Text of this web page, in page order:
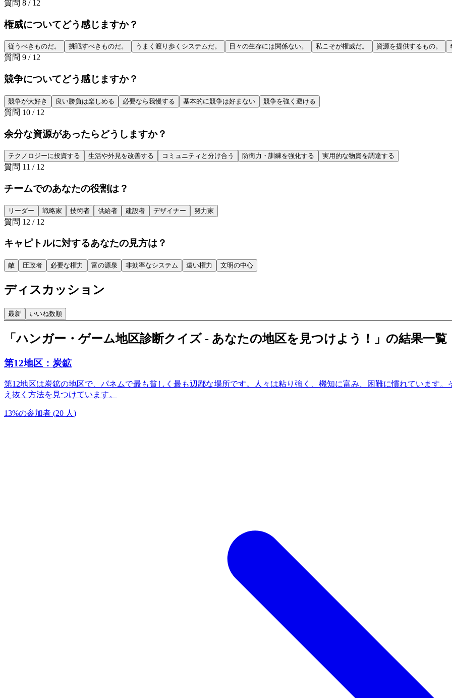
質問 8 / 12
権威についてどう感じますか？
従うべきものだ。 挑戦すべきものだ。 うまく渡り歩くシステムだ。 日々の生存には関係ない。 私こそが権威だ。 資源を提供するもの。
質問 9 / 12
競争についてどう感じますか？
競争が大好き 良い勝負は楽しめる 必要なら我慢する 基本的に競争は好まない 競争を強く避ける
質問 10 / 12
余分な資源があったらどうしますか？
テクノロジーに投資する 生活や外見を改善する コミュニティと分け合う 防衛力・訓練を強化する 実用的な物資を調達する
質問 11 / 12
チームでのあなたの役割は？
リーダー 戦略家 技術者 供給者 建設者 デザイナー 努力家
質問 12 / 12
キャピトルに対するあなたの見方は？
敵 圧政者 必要な権力 富の源泉 非効率なシステム 遠い権力 文明の中心
ディスカッション
最新 いいね数順
「ハンガー・ゲーム地区診断クイズ - あなたの地区を見つけよう！」の結果一覧
第12地区：炭鉱
第12地区は炭鉱の地区で、パネムで最も貧しく最も辺鄙な場所です。人々は粘り強く、機知に富み、困難に慣れています
え抜く方法を見つけています。
13%の参加者 (20 人)